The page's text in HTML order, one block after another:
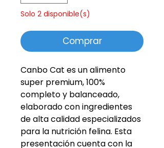
Solo 2 disponible(s)
Comprar
Canbo Cat es un alimento
super premium, 100%
completo y balanceado,
elaborado con ingredientes
de alta calidad especializados
para la nutrición felina. Esta
presentación cuenta con la